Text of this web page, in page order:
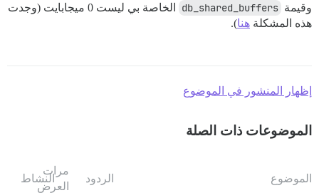
وقيمة db_shared_buffers
الخاصة بي ليست 0 ميجابايت (وجدت
هذه المشكلة هنا).
إظهار المنشور في الموضوع
الموضوعات ذات الصلة
الموضوع الردود
مرات
العرض
النشاط